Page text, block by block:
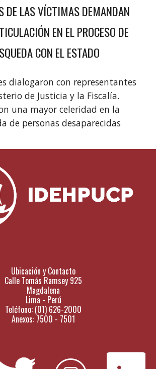
DE LAS VÍCTIMAS DEMANDAN
EN EL PROCESO DE
CON EL ESTADO
dialogaron con representantes
de Justicia y la Fiscalía.
una mayor celeridad en la
de personas desaparecidas
Ubicación y Contacto
Calle Tomás Ramsey 925
Magdalena
Lima - Perú
Teléfono: (01) 626-2000
Anexos: 7500 - 7501